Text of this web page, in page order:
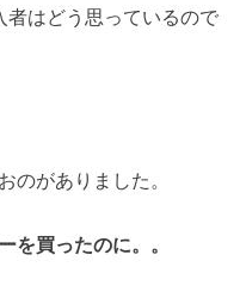
者はどう思っているので
のがありました。
を買ったのに。。